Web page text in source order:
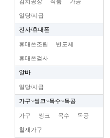
김치공장 식품 가공
일당/시급
전자/휴대폰
휴대폰조립 반도체
휴대폰검사
알바
일당/시급
가구~씽크~목수~목공
가구 씽크 목수 목공
철재가구